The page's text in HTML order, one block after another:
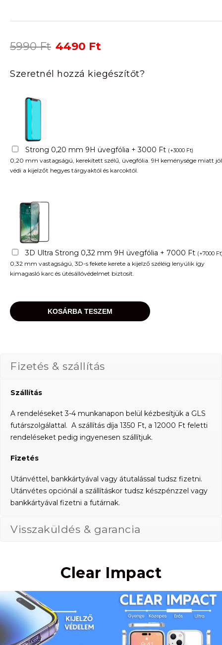
5990Ft Original
was:
5990 Ft.
4490 Ft
is:
4490 Ft.
Szeretnél hozzá kiegészítőt?
Strong 0,20 mm 9H üvegfólia + 3000 Ft (+3000 Ft)
0,20 mm vastagságú, kerekített szélű, üvegfólia. 9H keménysége miatt jól
védi a kijelzőt hegyes tárgyaktól és karcoktól.
3D Ultra Strong 0,32 mm 9H üvegfólia + 7000 Ft (+7000 Ft
0,32 mm vastagságú, 3D-s fekete kerete a kijelző széléig lenyúlik így
kimagasló karc és ütésállóvédelmet biztosít.
KOSÁRBA TESZEM
Fizetés & szállítás
Szállítás
A rendeléseket 3-4 munkanapon belül kézbesítjük a GLS
futárszolgálattal. A szállítás díja 1350 Ft, a 12000 Ft feletti
rendeléseket pedig ingyenesen szállítjuk.
Fizetés
Utánvéttel, bankkártyával vagy átutalással tudsz fizetni.
Utánvétes opciónál a szállításkor tudsz készpénzzel vagy
bankkártyával fizetni a futárnak.
Visszaküldés & garancia
Clear Impact